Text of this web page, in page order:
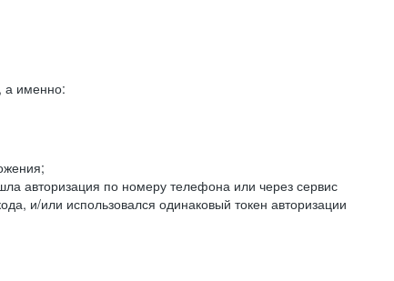
а именно:
авторизация по номеру телефона или через сервис
и/или использовался одинаковый токен авторизации